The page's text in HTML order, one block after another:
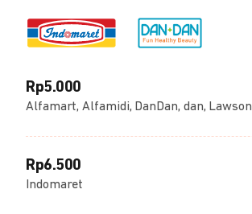
Rp5.000
Alfamart, Alfamidi, DanDan, dan, Lawson
Rp6.500
Indomaret